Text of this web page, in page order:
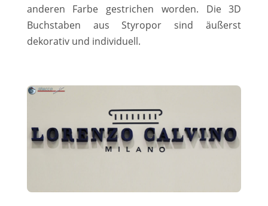
anderen Farbe gestrichen worden. Die 3D
Buchstaben aus Styropor sind äußerst
dekorativ und individuell.